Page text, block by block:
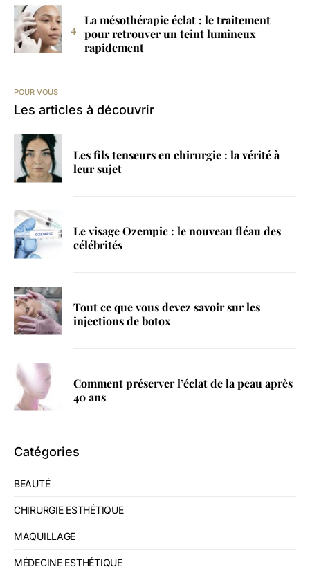
La mésothérapie éclat : le traitement
pour retrouver un teint lumineux
rapidement
POUR VOUS
Les articles à découvrir
Les fils tenseurs en chirurgie : la vérité à
leur sujet
Le visage Ozempic : le nouveau fléau des
célébrités
Tout ce que vous devez savoir sur les
injections de botox
Comment préserver l’éclat de la peau après
40 ans
Catégories
BEAUTÉ
CHIRURGIE ESTHÉTIQUE
MAQUILLAGE
MÉDECINE ESTHÉTIQUE